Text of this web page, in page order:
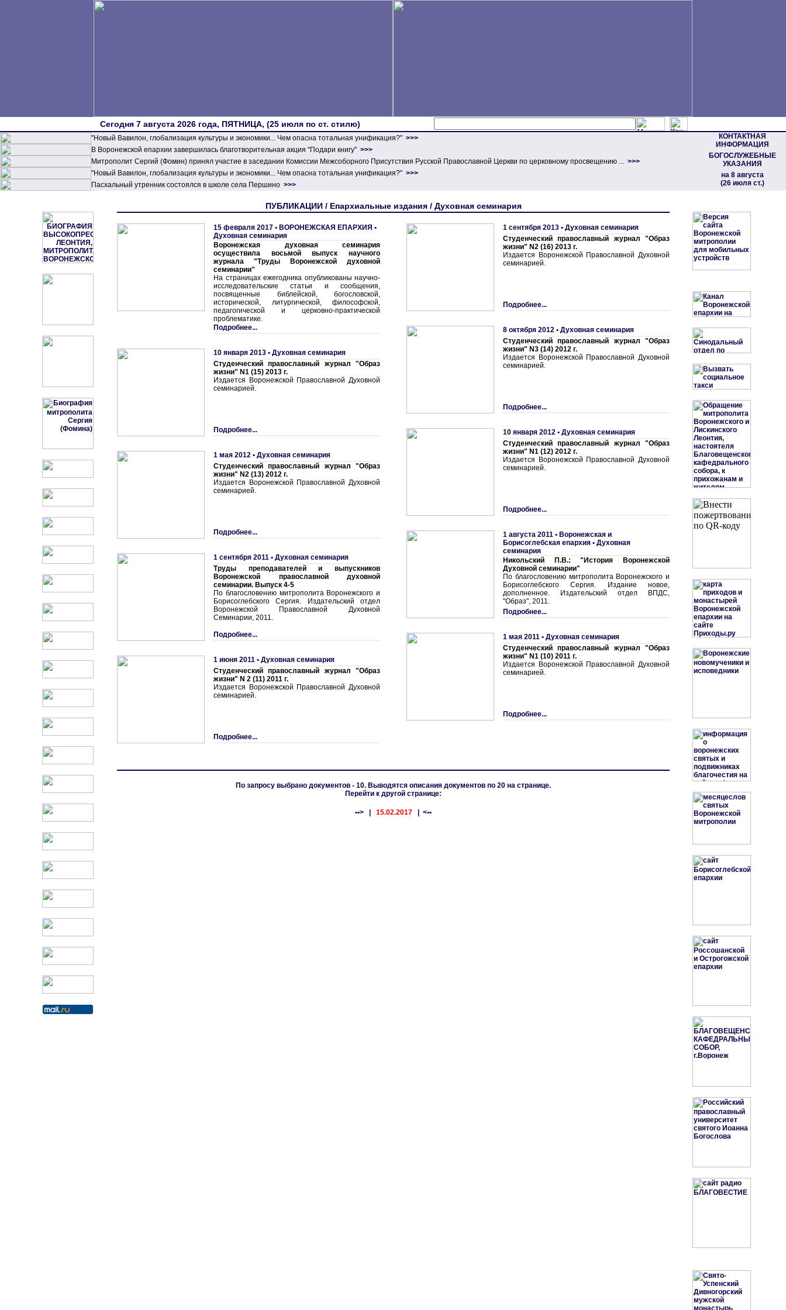
Сегодня 7 августа 2026 года, ПЯТНИЦА, (25 июля по ст. стилю)
"Новый Вавилон, глобализация культуры и экономики... Чем опасна тотальная унификация?" >>>
КОНТАКТНАЯ
ИНФОРМАЦИЯ
БОГОСЛУЖЕБНЫЕ
УКАЗАНИЯ
на 8 августа
(26 июля ст.)
В Воронежской епархии завершилась благотворительная акция "Подари книгу" >>>
Митрополит Сергий (Фомин) принял участие в заседании Комиссии Межсоборного Присутствия Русской Православной Церкви по церковному просвещению ... >>>
"Новый Вавилон, глобализация культуры и экономики... Чем опасна тотальная унификация?" >>>
Пасхальный утренник состоялся в школе села Першино >>>
ПУБЛИКАЦИИ / Епархиальные издания / Духовная семинария
15 февраля 2017 • ВОРОНЕЖСКАЯ ЕПАРХИЯ •
Духовная семинария
Воронежская духовная семинария
осуществила восьмой выпуск научного
журнала "Труды Воронежской духовной
семинарии"
На страницах ежегодника опубликованы научно-
исследовательские статьи и сообщения,
посвященные библейской, богословской,
исторической, литургической, философской,
педагогической и церковно-практической
проблематике.
Подробнее...
10 января 2013 • Духовная семинария
Студенческий православный журнал "Образ
жизни" N1 (15) 2013 г.
Издается Воронежской Православной Духовной
семинарией.
Подробнее...
1 мая 2012 • Духовная семинария
Студенческий православный журнал "Образ
жизни" N2 (13) 2012 г.
Издается Воронежской Православной Духовной
семинарией.
Подробнее...
1 сентября 2011 • Духовная семинария
Труды преподавателей и выпускников
Воронежской православной духовной
семинарии. Выпуск 4-5
По благословению митрополита Воронежского и
Борисоглебского Сергия. Издательский отдел
Воронежской Православной Духовной
Семинарии, 2011.
Подробнее...
1 июня 2011 • Духовная семинария
Студенческий православный журнал "Образ
жизни" N 2 (11) 2011 г.
Издается Воронежской Православной Духовной
семинарией.
Подробнее...
1 сентября 2013 • Духовная семинария
Студенческий православный журнал "Образ
жизни" N2 (16) 2013 г.
Издается Воронежской Православной Духовной
семинарией.
Подробнее...
8 октября 2012 • Духовная семинария
Студенческий православный журнал "Образ
жизни" N3 (14) 2012 г.
Издается Воронежской Православной Духовной
семинарией.
Подробнее...
10 января 2012 • Духовная семинария
Студенческий православный журнал "Образ
жизни" N1 (12) 2012 г.
Издается Воронежской Православной Духовной
семинарией.
Подробнее...
1 августа 2011 • Воронежская и
Борисоглебская епархия • Духовная
семинария
Никольский П.В.: "История Воронежской
Духовной семинарии"
По благословению митрополита Воронежского и
Борисоглебского Сергия. Издание новое,
дополненное. Издательский отдел ВПДС,
"Образ", 2011.
Подробнее...
1 мая 2011 • Духовная семинария
Студенческий православный журнал "Образ
жизни" N1 (10) 2011 г.
Издается Воронежской Православной Духовной
семинарией.
Подробнее...
По запросу выбрано документов - 10. Выводятся описания документов по 20 на странице.
Перейти к другой странице:
••> 15.02.2017 | <••